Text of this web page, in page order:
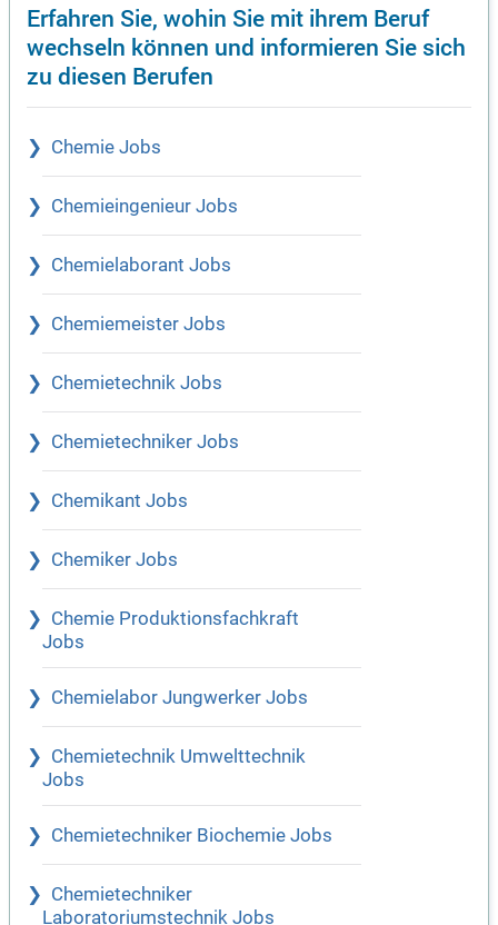
Erfahren Sie, wohin Sie mit ihrem Beruf
wechseln können und informieren Sie sich
zu diesen Berufen
Chemie Jobs
Chemieingenieur Jobs
Chemielaborant Jobs
Chemiemeister Jobs
Chemietechnik Jobs
Chemietechniker Jobs
Chemikant Jobs
Chemiker Jobs
Chemie Produktionsfachkraft
Jobs
Chemielabor Jungwerker Jobs
Chemietechnik Umwelttechnik
Jobs
Chemietechniker Biochemie Jobs
Chemietechniker
Laboratoriumstechnik Jobs